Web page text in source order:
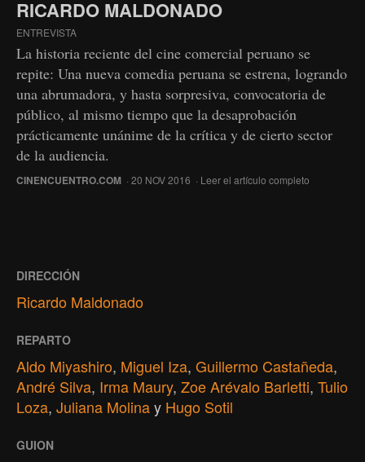
RICARDO MALDONADO
ENTREVISTA
La historia reciente del cine comercial peruano se
repite: Una nueva comedia peruana se estrena, logrando
una abrumadora, y hasta sorpresiva, convocatoria de
público, al mismo tiempo que la desaprobación
prácticamente unánime de la crítica y de cierto sector
de la audiencia.
CINENCUENTRO.COM · 20 NOV 2016 · Leer el artículo completo
DIRECCIÓN
Ricardo Maldonado
REPARTO
Aldo Miyashiro, Miguel Iza, Guillermo Castañeda,
André Silva, Irma Maury, Zoe Arévalo Barletti, Tulio
Loza, Juliana Molinay Hugo Sotil
GUION